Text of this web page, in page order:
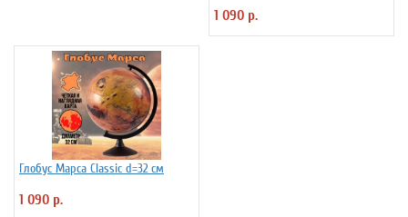
1 090 р.
Глобус Марса Classic d=32 см
1 090 р.